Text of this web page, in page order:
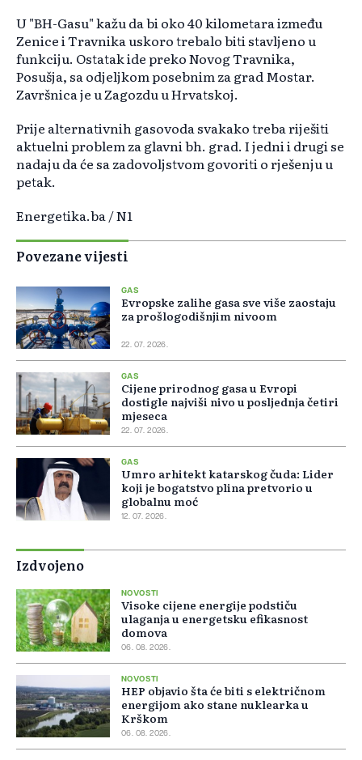
U "BH-Gasu" kažu da bi oko 40 kilometara između
Zenice i Travnika uskoro trebalo biti stavljeno u
funkciju. Ostatak ide preko Novog Travnika,
Posušja, sa odjeljkom posebnim za grad Mostar.
Završnica je u Zagozdu u Hrvatskoj.
Prije alternativnih gasovoda svakako treba riješiti
aktuelni problem za glavni bh. grad. I jedni i drugi se
nadaju da će sa zadovoljstvom govoriti o rješenju u
petak.
Energetika.ba / N1
Povezane vijesti
GAS
Evropske zalihe gasa sve više zaostaju
za prošlogodišnjim nivoom
22. 07. 2026.
GAS
Cijene prirodnog gasa u Evropi
dostigle najviši nivo u posljednja četiri
mjeseca
22. 07. 2026.
GAS
Umro arhitekt katarskog čuda: Lider
koji je bogatstvo plina pretvorio u
globalnu moć
12. 07. 2026.
Izdvojeno
NOVOSTI
Visoke cijene energije podstiču
ulaganja u energetsku efikasnost
domova
06. 08. 2026.
NOVOSTI
HEP objavio šta će biti s električnom
energijom ako stane nuklearka u
Krškom
06. 08. 2026.